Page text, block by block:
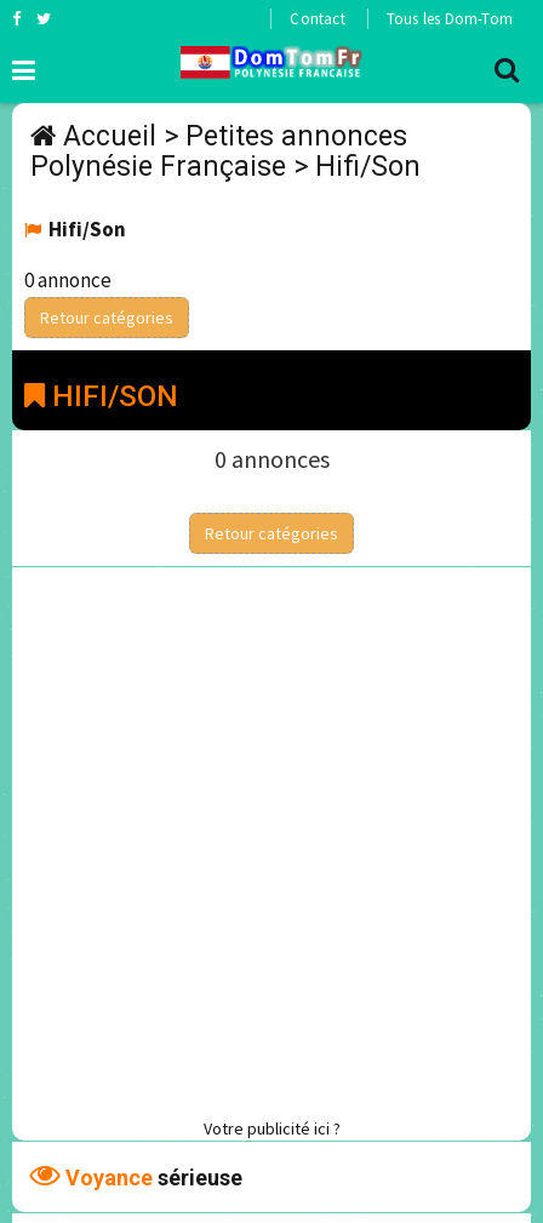
Contact Tous les Dom-Tom
Accueil > Petites annonces
Polynésie Française > Hifi/Son
Hifi/Son
0 annonce
Retour catégories
HIFI/SON
0 annonces
Retour catégories
Votre publicité ici ?
Voyancesérieuse